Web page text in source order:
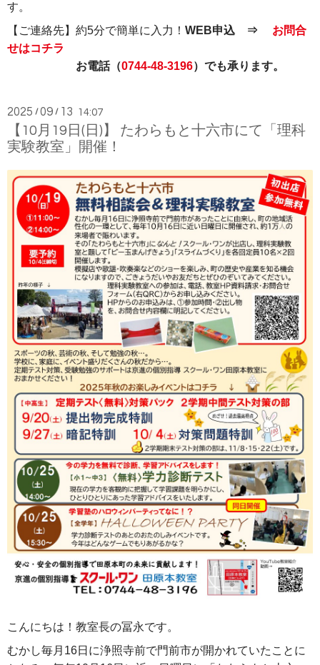
す。
【ご連絡先】約5分で簡単に入力！ WEB申込 ⇒ お問合
せはコチラ
お電話（0744-48-3196）でも承ります。
2025 /09 / 13 14:07
【10月19日(日)】 たわらもと十六市にて「理科
実験教室」開催！
こんにちは！教室長の冨永です。
むかし毎⽉16⽇に浄照寺前で⾨前市が開かれていたことに